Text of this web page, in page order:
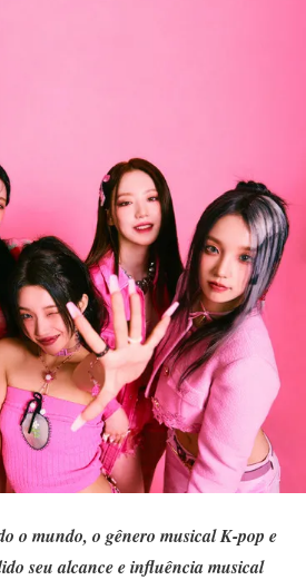
o mundo, o gênero musical K-pop e
seu alcance e influência musical